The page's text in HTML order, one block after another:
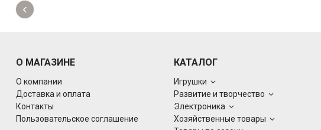
‹
О МАГАЗИНЕ
О компании
Доставка и оплата
Контакты
Пользовательское соглашение
КАТАЛОГ
Игрушки
Развитие и творчество
Электроника
Хозяйственные товары